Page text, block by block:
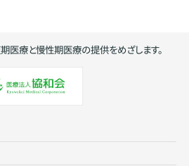
医療と慢性期医療の提供をめざします。